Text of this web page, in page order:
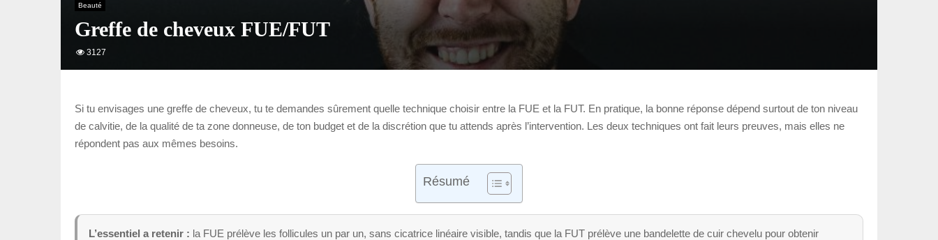
Beauté
Greffe de cheveux FUE/FUT
3127
Si tu envisages une greffe de cheveux, tu te demandes sûrement quelle technique choisir entre la FUE et la FUT. En pratique, la bonne réponse dépend surtout de ton niveau
de calvitie, de la qualité de ta zone donneuse, de ton budget et de la discrétion que tu attends après l’intervention. Les deux techniques ont fait leurs preuves, mais elles ne
répondent pas aux mêmes besoins.
Résumé
L’essentiel a retenir : la FUE prélève les follicules un par un, sans cicatrice linéaire visible, tandis que la FUT prélève une bandelette de cuir chevelu pour obtenir